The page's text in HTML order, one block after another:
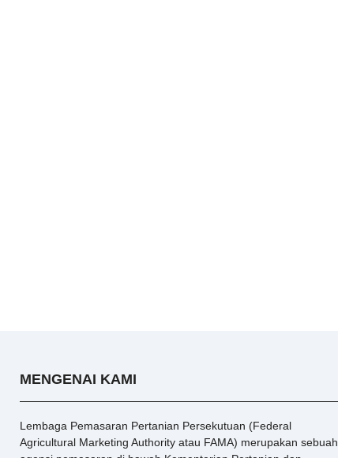
MENGENAI KAMI
Lembaga Pemasaran Pertanian Persekutuan (Federal
Agricultural Marketing Authority atau FAMA) merupakan sebuah